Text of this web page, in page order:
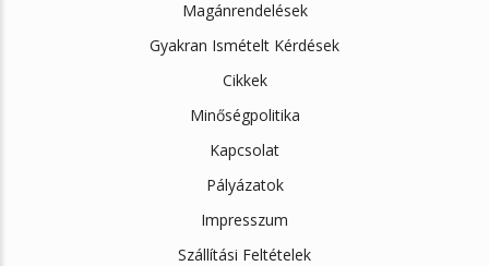
Magánrendelések
Gyakran Ismételt Kérdések
Cikkek
Minőségpolitika
Kapcsolat
Pályázatok
Impresszum
Szállítási Feltételek